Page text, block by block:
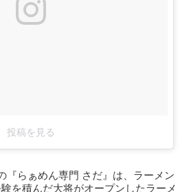
投稿を見る
『らぁめん専門 さだ』は、ラーメン
を積んだ大将がオープンしたラーメ